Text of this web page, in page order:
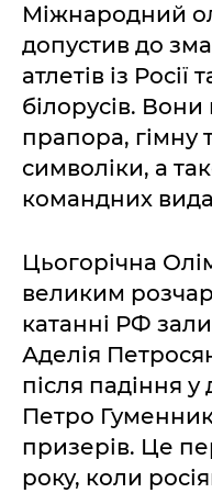
Міжнародний
допустив до
атлетів із Росії
білорусів.
прапора, гімну
символіки, а
командних
Цьогорічна
великим
катанні РФ
Аделія
після падіння у
Петро
призерів. Це
року, коли